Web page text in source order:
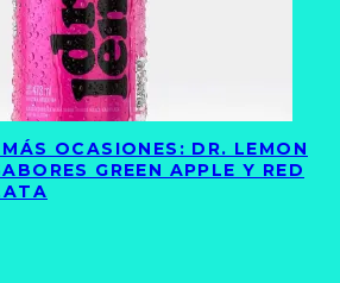
OCASIONES: DR. LEMON
GREEN APPLE Y RED